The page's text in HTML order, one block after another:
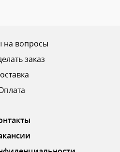
ОТПРАВИТЬ ОТЗЫВ
на вопросы
заказ